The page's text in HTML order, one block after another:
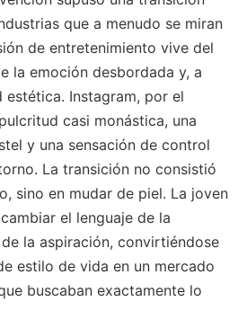
que a menudo se miran
de entretenimiento vive del
la emoción desbordada y, a
estética. Instagram, por el
casi monástica, una
y una sensación de control
La transición no consistió
sino en mudar de piel. La joven
el lenguaje de la
la aspiración, convirtiéndose
estilo de vida en un mercado
buscaban exactamente lo